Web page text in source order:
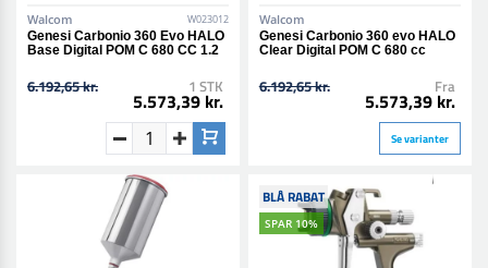
Walcom W023012
Genesi Carbonio 360 Evo HALO
Base Digital POM C 680 CC 1.2
6.192,65 kr. 1 STK
5.573,39 kr.
Walcom
Genesi Carbonio 360 evo HALO
Clear Digital POM C 680 cc
6.192,65 kr. Fra
5.573,39 kr.
Se varianter
BLÅ RABAT
SPAR 10%